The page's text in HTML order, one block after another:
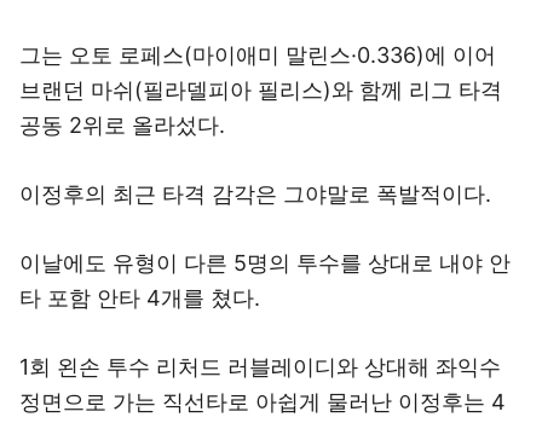
그는 오토 로페스(마이애미 말린스·0.336)에 이어
브랜던 마쉬(필라델피아 필리스)와 함께 리그 타격
공동 2위로 올라섰다.
이정후의 최근 타격 감각은 그야말로 폭발적이다.
이날에도 유형이 다른 5명의 투수를 상대로 내야 안
타 포함 안타 4개를 쳤다.
1회 왼손 투수 리처드 러블레이디와 상대해 좌익수
정면으로 가는 직선타로 아쉽게 물러난 이정후는 4